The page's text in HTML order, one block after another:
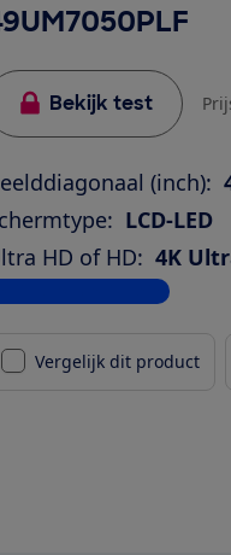
Bekijk test
(inch):
LCD-LED
HD of HD: 4K
alle specificaties
Vergelijk dit product